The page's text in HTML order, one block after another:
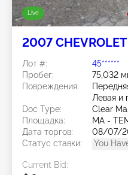
Live
2007
Лот #:
45******
Пробег:
75,032
Повреждения:
Левая и
Doc Type:
Clear
Площадка:
MA -
Дата торгов:
08/07/
Статус ставки:
You
Current Bid: